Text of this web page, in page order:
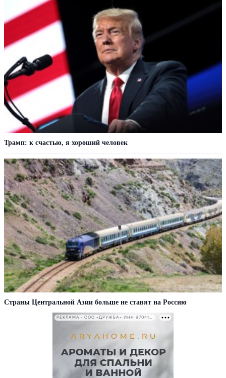
Трамп: к счастью, я хороший человек
Страны Центральной Азии больше не ставят на Россию
РЕКЛАМА • ООО «ДРУЖБА» ИНН 9704146411